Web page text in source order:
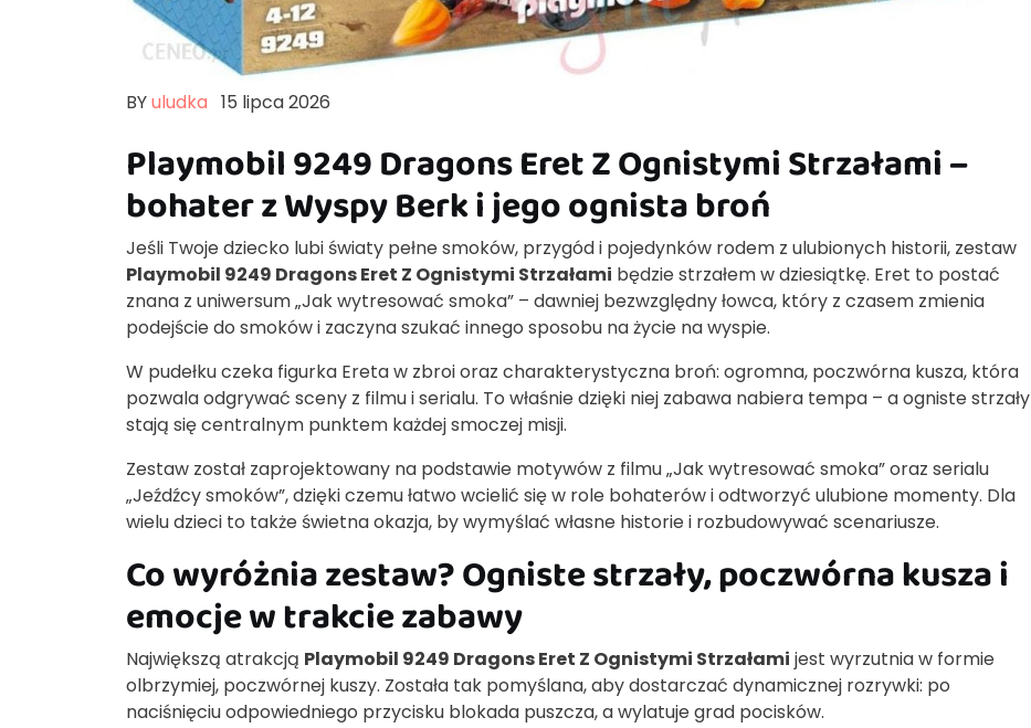
BYuludka 15 lipca 2026
Playmobil 9249 Dragons Eret Z Ognistymi Strzałami –
bohater z Wyspy Berk i jego ognista broń
Jeśli Twoje dziecko lubi światy pełne smoków, przygód i pojedynków rodem z ulubionych historii, zestaw
Playmobil 9249 Dragons Eret Z Ognistymi Strzałami będzie strzałem w dziesiątkę. Eret to postać
znana z uniwersum „Jak wytresować smoka” – dawniej bezwzględny łowca, który z czasem zmienia
podejście do smoków i zaczyna szukać innego sposobu na życie na wyspie.
W pudełku czeka figurka Ereta w zbroi oraz charakterystyczna broń: ogromna, poczwórna kusza, która
pozwala odgrywać sceny z filmu i serialu. To właśnie dzięki niej zabawa nabiera tempa – a ogniste strzały
stają się centralnym punktem każdej smoczej misji.
Zestaw został zaprojektowany na podstawie motywów z filmu „Jak wytresować smoka” oraz serialu
„Jeźdźcy smoków”, dzięki czemu łatwo wcielić się w role bohaterów i odtworzyć ulubione momenty. Dla
wielu dzieci to także świetna okazja, by wymyślać własne historie i rozbudowywać scenariusze.
Co wyróżnia zestaw? Ogniste strzały, poczwórna kusza i
emocje w trakcie zabawy
Największą atrakcją Playmobil 9249 Dragons Eret Z Ognistymi Strzałami jest wyrzutnia w formie
olbrzymiej, poczwórnej kuszy. Została tak pomyślana, aby dostarczać dynamicznej rozrywki: po
naciśnięciu odpowiedniego przycisku blokada puszcza, a wylatuje grad pocisków.